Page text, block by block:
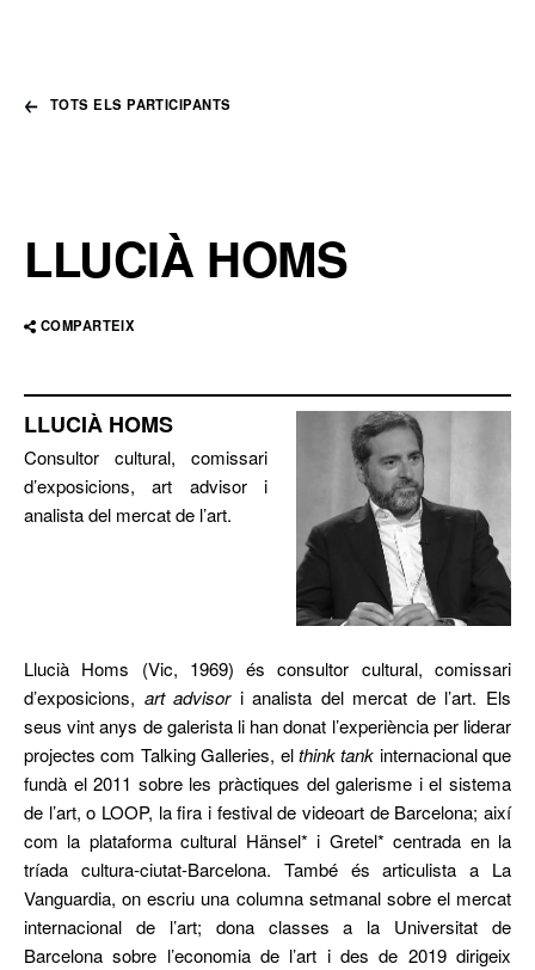
TOTS ELS PARTICIPANTS
LLUCIÀ HOMS
COMPARTEIX
LLUCIÀ HOMS
Consultor cultural, comissari
d’exposicions, art advisor i
analista del mercat de l’art.
Llucià Homs (Vic, 1969) és consultor cultural, comissari
d’exposicions, art advisori analista del mercat de l’art. Els
seus vint anys de galerista li han donat l’experiència per liderar
projectes com Talking Galleries, elthink tank internacional que
fundà el 2011 sobre les pràctiques del galerisme i el sistema
de l’art, o LOOP, la fira i festival de videoart de Barcelona; així
com la plataforma cultural Hänsel* i Gretel* centrada en la
tríada cultura-ciutat-Barcelona. També és articulista a La
Vanguardia, on escriu una columna setmanal sobre el mercat
internacional de l’art; dona classes a la Universitat de
Barcelona sobre l’economia de l’art i des de 2019 dirigeix